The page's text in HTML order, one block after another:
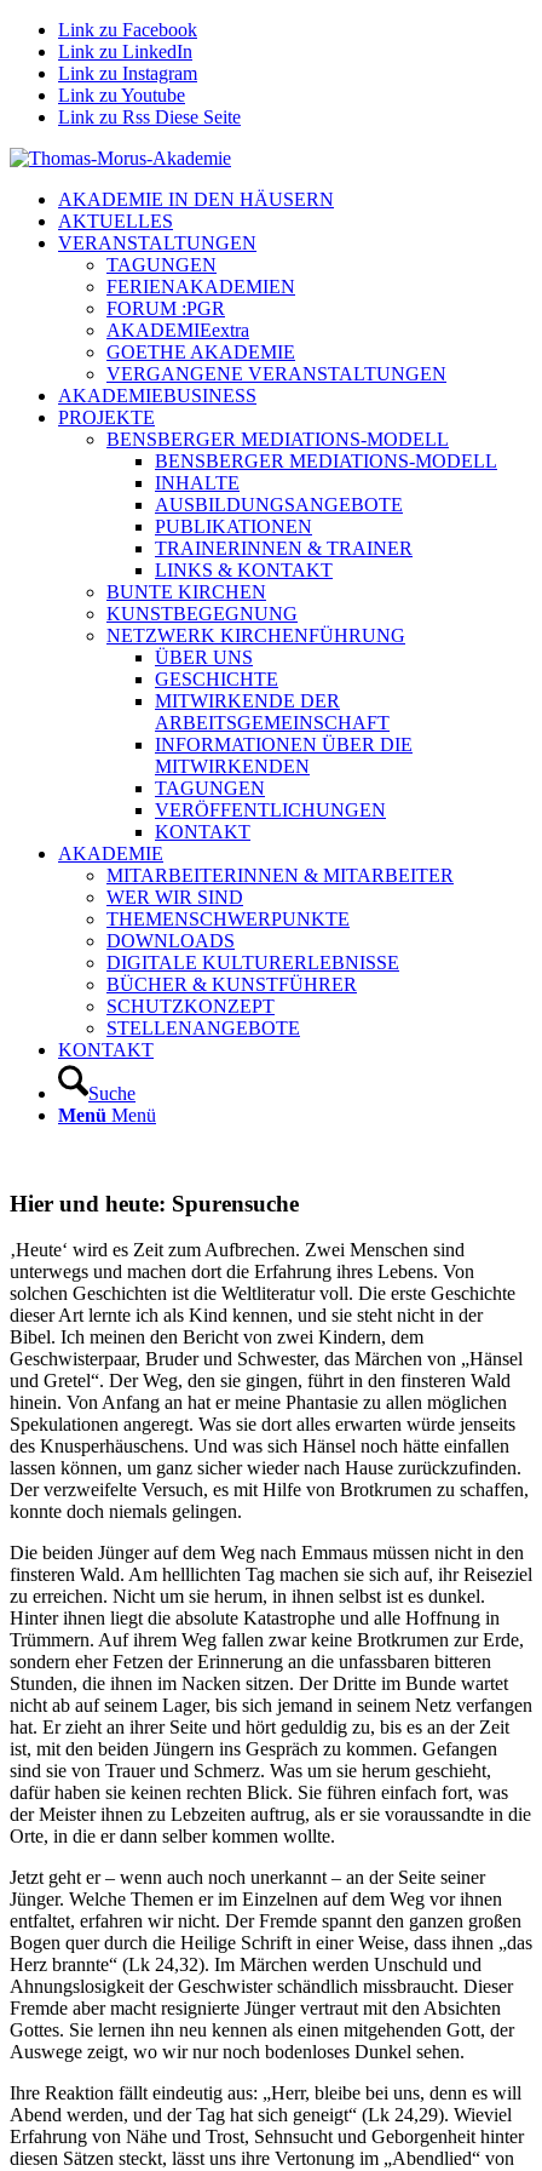
Link zu Facebook
Link zu LinkedIn
Link zu Instagram
Link zu Youtube
Link zu Rss Diese Seite
AKADEMIE IN DEN HÄUSERN
AKTUELLES
VERANSTALTUNGEN
TAGUNGEN
FERIENAKADEMIEN
FORUM :PGR
AKADEMIEextra
GOETHE AKADEMIE
VERGANGENE VERANSTALTUNGEN
AKADEMIEBUSINESS
PROJEKTE
BENSBERGER MEDIATIONS-MODELL
BENSBERGER MEDIATIONS-MODELL
INHALTE
AUSBILDUNGSANGEBOTE
PUBLIKATIONEN
TRAINERINNEN & TRAINER
LINKS & KONTAKT
BUNTE KIRCHEN
KUNSTBEGEGNUNG
NETZWERK KIRCHENFÜHRUNG
ÜBER UNS
GESCHICHTE
MITWIRKENDE DER
ARBEITSGEMEINSCHAFT
INFORMATIONEN ÜBER DIE
MITWIRKENDEN
TAGUNGEN
VERÖFFENTLICHUNGEN
KONTAKT
AKADEMIE
MITARBEITERINNEN & MITARBEITER
WER WIR SIND
THEMENSCHWERPUNKTE
DOWNLOADS
DIGITALE KULTURERLEBNISSE
BÜCHER & KUNSTFÜHRER
SCHUTZKONZEPT
STELLENANGEBOTE
KONTAKT
Suche
Menü Menü
Hier und heute: Spurensuche
‚Heute‘ wird es Zeit zum Aufbrechen. Zwei Menschen sind
unterwegs und machen dort die Erfahrung ihres Lebens. Von
solchen Geschichten ist die Weltliteratur voll. Die erste Geschichte
dieser Art lernte ich als Kind kennen, und sie steht nicht in der
Bibel. Ich meinen den Bericht von zwei Kindern, dem
Geschwisterpaar, Bruder und Schwester, das Märchen von „Hänsel
und Gretel“. Der Weg, den sie gingen, führt in den finsteren Wald
hinein. Von Anfang an hat er meine Phantasie zu allen möglichen
Spekulationen angeregt. Was sie dort alles erwarten würde jenseits
des Knusperhäuschens. Und was sich Hänsel noch hätte einfallen
lassen können, um ganz sicher wieder nach Hause zurückzufinden.
Der verzweifelte Versuch, es mit Hilfe von Brotkrumen zu schaffen,
konnte doch niemals gelingen.
Die beiden Jünger auf dem Weg nach Emmaus müssen nicht in den
finsteren Wald. Am helllichten Tag machen sie sich auf, ihr Reiseziel
zu erreichen. Nicht um sie herum, in ihnen selbst ist es dunkel.
Hinter ihnen liegt die absolute Katastrophe und alle Hoffnung in
Trümmern. Auf ihrem Weg fallen zwar keine Brotkrumen zur Erde,
sondern eher Fetzen der Erinnerung an die unfassbaren bitteren
Stunden, die ihnen im Nacken sitzen. Der Dritte im Bunde wartet
nicht ab auf seinem Lager, bis sich jemand in seinem Netz verfangen
hat. Er zieht an ihrer Seite und hört geduldig zu, bis es an der Zeit
ist, mit den beiden Jüngern ins Gespräch zu kommen. Gefangen
sind sie von Trauer und Schmerz. Was um sie herum geschieht,
dafür haben sie keinen rechten Blick. Sie führen einfach fort, was
der Meister ihnen zu Lebzeiten auftrug, als er sie voraussandte in die
Orte, in die er dann selber kommen wollte.
Jetzt geht er – wenn auch noch unerkannt – an der Seite seiner
Jünger. Welche Themen er im Einzelnen auf dem Weg vor ihnen
entfaltet, erfahren wir nicht. Der Fremde spannt den ganzen großen
Bogen quer durch die Heilige Schrift in einer Weise, dass ihnen „das
Herz brannte“ (Lk 24,32). Im Märchen werden Unschuld und
Ahnungslosigkeit der Geschwister schändlich missbraucht. Dieser
Fremde aber macht resignierte Jünger vertraut mit den Absichten
Gottes. Sie lernen ihn neu kennen als einen mitgehenden Gott, der
Auswege zeigt, wo wir nur noch bodenloses Dunkel sehen.
Ihre Reaktion fällt eindeutig aus: „Herr, bleibe bei uns, denn es will
Abend werden, und der Tag hat sich geneigt“ (Lk 24,29). Wieviel
Erfahrung von Nähe und Trost, Sehnsucht und Geborgenheit hinter
diesen Sätzen steckt, lässt uns ihre Vertonung im „Abendlied“ von